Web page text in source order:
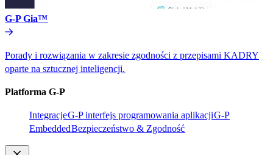
G-P Gia™​​
Porady i rozwiązania w zakresie zgodności z przepisami KADRY
oparte na sztucznej inteligencji.​​
Platforma G-P​​
Integracje​​G-P interfejs programowania aplikacji​​G-P
Embedded​​Bezpieczeństwo & Zgodność​​